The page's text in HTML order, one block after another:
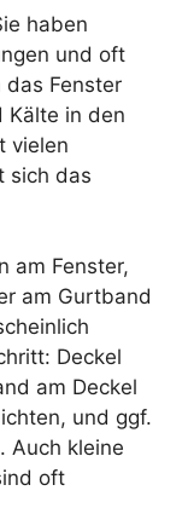
haben
und oft
das Fenster
Kälte in den
vielen
sich das
am Fenster,
am Gurtband
Deckel
am Deckel
und ggf.
Auch kleine
oft